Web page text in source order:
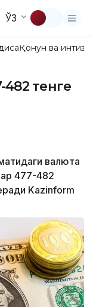
ЎЗ
Қонун ва
482 тенге
валюта
477-482
Kazinform